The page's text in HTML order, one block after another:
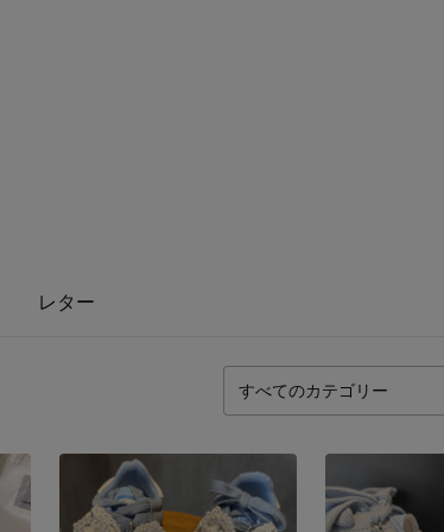
レター